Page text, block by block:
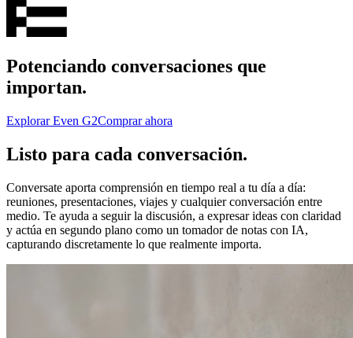
Potenciando conversaciones que
importan.
Explorar Even G2Comprar ahora
Listo para cada conversación.
Conversate aporta comprensión en tiempo real a tu día a día:
reuniones, presentaciones, viajes y cualquier conversación entre
medio. Te ayuda a seguir la discusión, a expresar ideas con claridad
y actúa en segundo plano como un tomador de notas con IA,
capturando discretamente lo que realmente importa.